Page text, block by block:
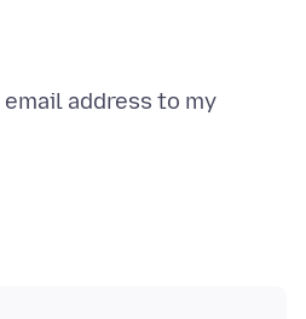
address to my